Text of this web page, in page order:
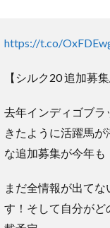
https://t.co/
【シルク20 追加募集
去年インディゴブ
きたように活躍馬
な追加募集が今年も
まだ全情報が出て
す！そして自分が